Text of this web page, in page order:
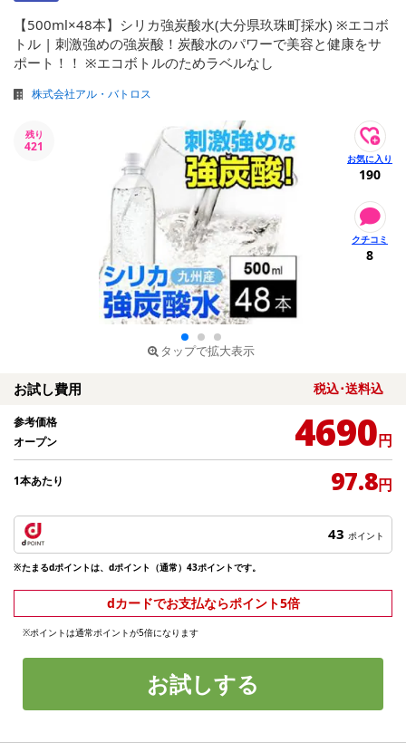
【500ml×48本】シリカ強炭酸水(大分県玖珠町採水) ※エコボ
トル | 刺激強めの強炭酸！炭酸水のパワーで美容と健康をサ
ポート！！ ※エコボトルのためラベルなし
株式会社アル・バトロス
残り
421
タップで拡大表示
190
8
お試し費用 税込･送料込
参考価格
オープン
4690円
1本あたり 97.8円
43 ポイント
※たまるdポイントは、dポイント（通常）43ポイントです。
dカードでお支払ならポイント5倍
※ポイントは通常ポイントが5倍になります
お試しする